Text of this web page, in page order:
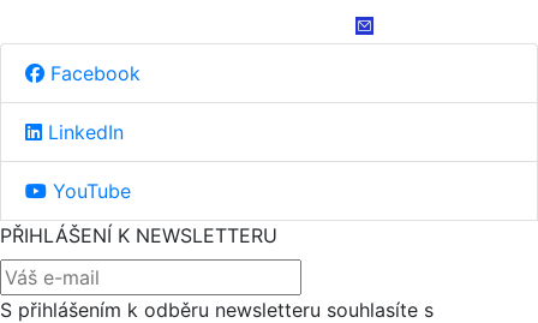
Facebook
LinkedIn
YouTube
PŘIHLÁŠENÍ K NEWSLETTERU
S přihlášením k odběru newsletteru souhlasíte s